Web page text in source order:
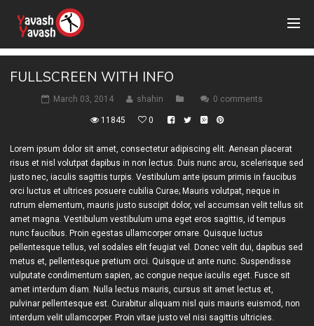
FULLSCREEN WITH INFO
March 03, 2014 shahin 0 comments
11845 0
Lorem ipsum dolor sit amet, consectetur adipiscing elit. Aenean placerat
risus et nisl volutpat dapibus in non lectus. Duis nunc arcu, scelerisque sed
justo nec, iaculis sagittis turpis. Vestibulum ante ipsum primis in faucibus
orci luctus et ultrices posuere cubilia Curae; Mauris volutpat, neque in
rutrum elementum, mauris justo suscipit dolor, vel accumsan velit tellus sit
amet magna. Vestibulum vestibulum urna eget eros sagittis, id tempus
nunc faucibus. Proin egestas ullamcorper ornare. Quisque luctus
pellentesque tellus, vel sodales elit feugiat vel. Donec velit dui, dapibus sed
metus et, pellentesque pretium orci. Quisque ut ante nunc. Suspendisse
vulputate condimentum sapien, ac congue neque iaculis eget. Fusce sit
amet interdum diam. Nulla lectus mauris, cursus sit amet lectus et,
pulvinar pellentesque est. Curabitur aliquam nisl quis mauris euismod, non
interdum velit ullamcorper. Proin vitae justo vel nisi sagittis ultricies.